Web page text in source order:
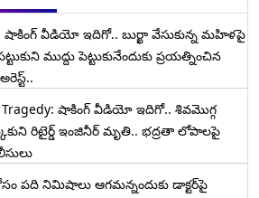
షాకింగ్ వీడియో ఇదిగో.. బుర్ఖా వేసుకున్న మహిళపై
ముద్దు పెట్టుకునేందుకు ప్రయత్నించిన
Tragedy: షాకింగ్ వీడియో ఇదిగో.. శివమొగ్గ
రిటైర్డ్ ఇంజినీర్ మృతి.. భద్రతా లోపాలపై
పది నిమిషాలు ఆగమన్నందుకు డాక్టర్‌పై